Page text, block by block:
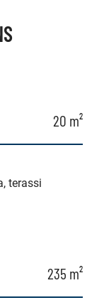
20 m²
terassi
235 m²